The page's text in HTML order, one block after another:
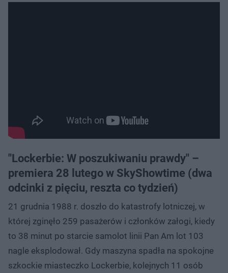
"Lockerbie: W poszukiwaniu prawdy" –
premiera 28 lutego w SkyShowtime (dwa
odcinki z pięciu, reszta co tydzień)
21 grudnia 1988 r. doszło do katastrofy lotniczej, w
której zginęło 259 pasażerów i członków załogi, kiedy
to 38 minut po starcie samolot linii Pan Am lot 103
nagle eksplodował. Gdy maszyna spadła na spokojne
szkockie miasteczko Lockerbie, kolejnych 11 osób